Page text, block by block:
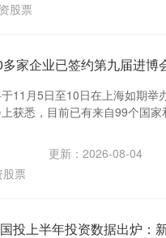
股票
家企业已签约第九届进博
11月5日至10日在上海如期举
获悉，目前已有来自99个国
更新：2026-08-04
股票
投上半年投资数据出炉：